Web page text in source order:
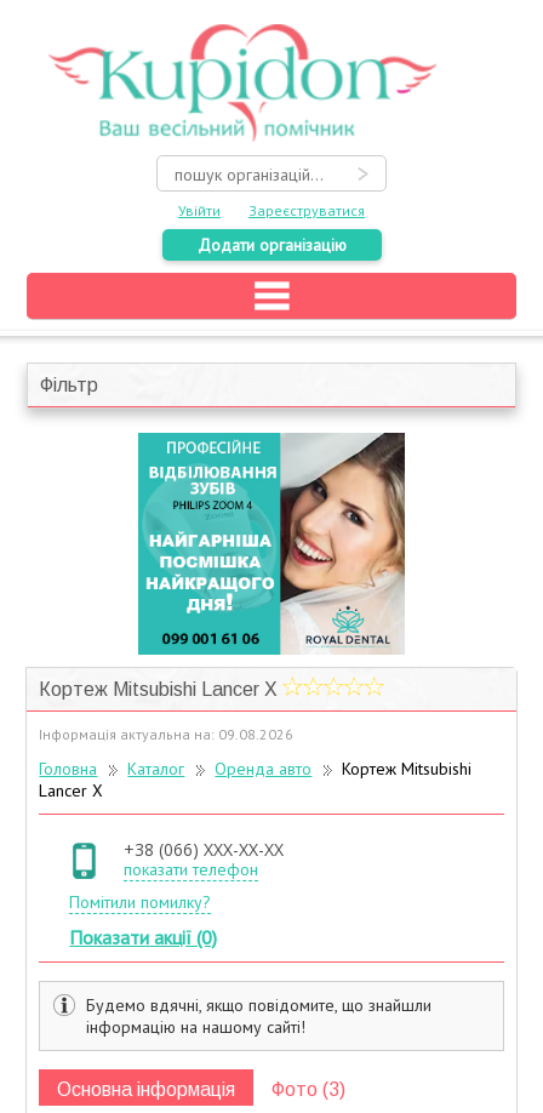
Увійти Зареєструватися
Додати організацію
Головна
Каталог
На карті
Учасники дисконтної програми
Фільтр
Кортеж Mitsubishi Lancer X
Інформація актуальна на: 09.08.2026
Головна Каталог Оренда авто
Кортеж Mitsubishi
Lancer X
+38 (066) XXX-XX-XX
показати телефон
Помітили помилку?
Показати акції (0)
Будемо вдячні, якщо повідомите, що знайшли
інформацію на нашому сайті!
Основна інформація
Фото (3)